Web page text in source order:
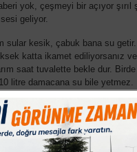
yok, çeşmeyi bir açıyor şırıl
geliyor.
sular kesik, çabuk bana su
katta ikamet ediliyorsanız
saat tuvalette bekle dur.
litre damacana su bile yetmez.
önemli ihtiyaç. Sadece
lazım, yemek yapacaksın
duşa gireceksin, çamaşır
suyla mutlu olunmuyor